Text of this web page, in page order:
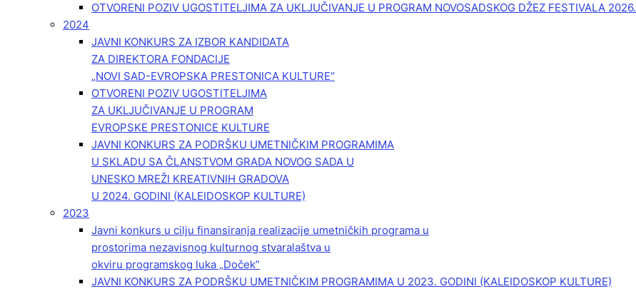
OTVORENI POZIV UGOSTITELJIMA ZA UKLJUČIVANJE U PROGRAM NOVOSADSKOG DŽEZ FESTIVALA 2026.
2024
JAVNI KONKURS ZA IZBOR KANDIDATA
ZA DIREKTORA FONDACIJE
„NOVI SAD-EVROPSKA PRESTONICA KULTURE“
OTVORENI POZIV UGOSTITELJIMA
ZA UKLJUČIVANJE U PROGRAM
EVROPSKE PRESTONICE KULTURE
JAVNI KONKURS ZA PODRŠKU UMETNIČKIM PROGRAMIMA
U SKLADU SA ČLANSTVOM GRADA NOVOG SADA U
UNESKO MREŽI KREATIVNIH GRADOVA
U 2024. GODINI (KALEIDOSKOP KULTURE)
2023
Javni konkurs u cilju finansiranja realizacije umetničkih programa u
prostorima nezavisnog kulturnog stvaralaštva u
okviru programskog luka „Doček”
JAVNI KONKURS ZA PODRŠKU UMETNIČKIM PROGRAMIMA U 2023. GODINI (KALEIDOSKOP KULTURE)